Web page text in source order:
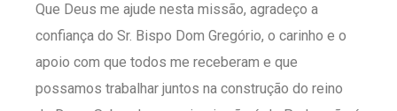
Que Deus me ajude nesta missão, agradeço a
confiança do Sr. Bispo Dom Gregório, o carinho e o
apoio com que todos me receberam e que
possamos trabalhar juntos na construção do reino